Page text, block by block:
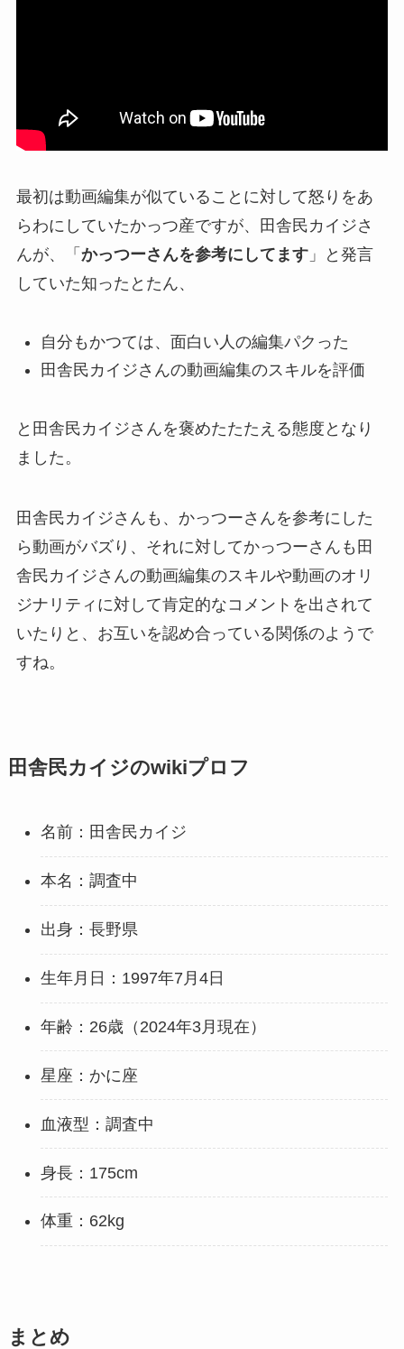
最初は動画編集が似ていることに対して怒りをあ
らわにしていたかっつ産ですが、田舎民カイジさ
んが、「 かっつーさんを参考にしてます」と発言
していた知ったとたん、
自分もかつては、面白い人の編集パクった
田舎民カイジさんの動画編集のスキルを評価
と田舎民カイジさんを褒めたたたえる態度となり
ました。
田舎民カイジさんも、かっつーさんを参考にした
ら動画がバズり、それに対してかっつーさんも田
舎民カイジさんの動画編集のスキルや動画のオリ
ジナリティに対して肯定的なコメントを出されて
いたりと、お互いを認め合っている関係のようで
すね。
田舎民カイジのwikiプロフ
名前：田舎民カイジ
本名：調査中
出身：長野県
生年月日：1997年7月4日
年齢：26歳（2024年3月現在）
星座：かに座
血液型：調査中
身長：175cm
体重：62kg
まとめ